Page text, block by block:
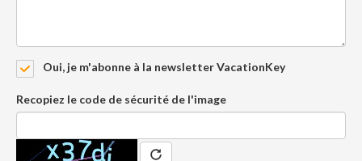
Oui, je m'abonne à la newsletter VacationKey
Recopiez le code de sécurité de l'image